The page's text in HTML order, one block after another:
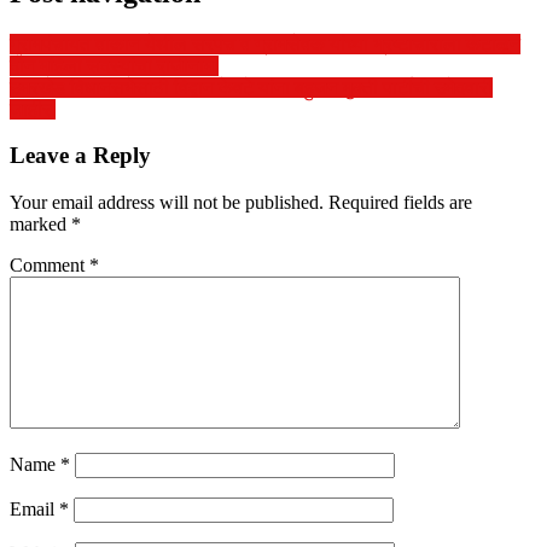
Leave a Reply
Your email address will not be published. Required fields are
marked *
Comment *
Name *
Email *